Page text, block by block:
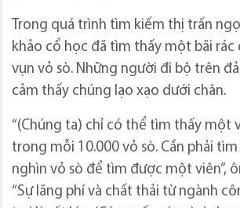
Trong quá trình tìm kiếm thị trấn
khảo cổ học đã tìm thấy một bãi rác
vụn vỏ sò. Những người đi bộ trên
cảm thấy chúng lạo xạo dưới chân.
“(Chúng ta) chỉ có thể tìm thấy một
trong mỗi 10.000 vỏ sò. Cần phải
nghìn vỏ sò để tìm được một viên”,
“Sự lãng phí và chất thải từ ngành